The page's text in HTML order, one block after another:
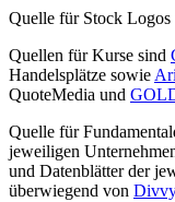
Quelle für Stock
Quellen für Kurse sind
Handelsplätze sowie
QuoteMedia und
Quelle für
jeweiligen
und Datenblätter der
überwiegend von